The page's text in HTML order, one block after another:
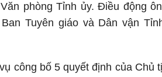
phòng Tỉnh ủy. Điều động
Tuyên giáo và Dân vận
công bố 5 quyết định của Chủ